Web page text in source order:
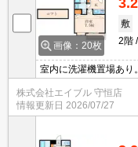
画像：20枚
3.2
敷
2階
室内に洗濯機置場あり
ホン有。敷金・礼金な
株式会社エイブル 守恒店
情報更新日 2026/07/27